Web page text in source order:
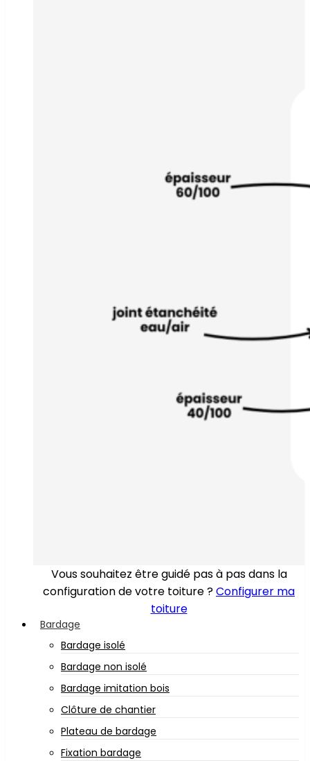
Vous souhaitez être guidé pas à pas dans la
configuration de votre toiture ?Configurer ma
toiture
Bardage
Bardage isolé
Bardage non isolé
Bardage imitation bois
Clôture de chantier
Plateau de bardage
Fixation bardage